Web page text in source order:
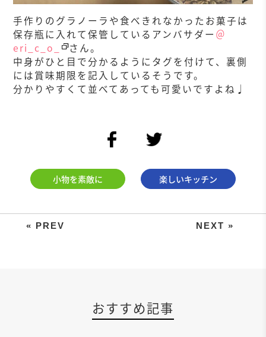
手作りのグラノーラや食べきれなかったお菓子は
保存瓶に入れて保管しているアンバサダー ＠
eri_c_o_
さん。
中身がひと目で分かるようにタグを付けて、裏側
には賞味期限を記入しているそうです。
分かりやすくて並べてあっても可愛いですよね♩
facebook
小物を素敵に 楽しいキッチン
ラベルシールで叶える、統一感の
おすすめ記事